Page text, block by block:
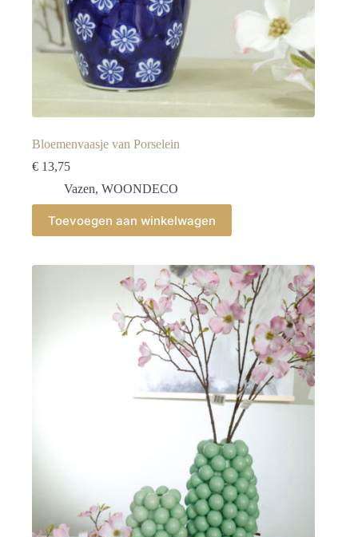
Bloemenvaasje van Porselein
€ 13,75
Vazen, WOONDECO
Toevoegen aan winkelwagen